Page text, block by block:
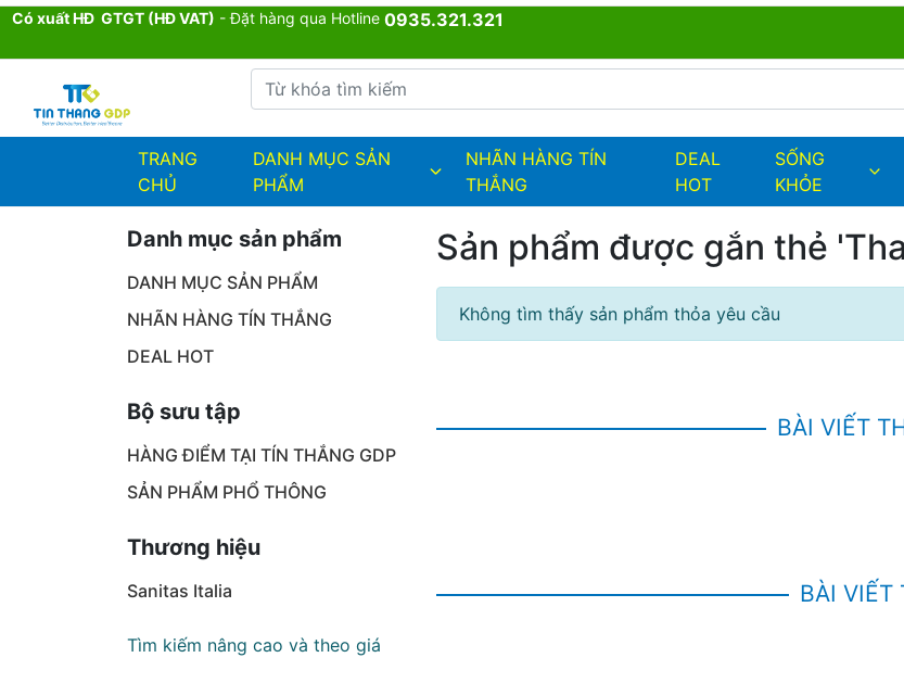
Có xuất HĐ GTGT (HĐ VAT) - Đặt hàng qua Hotline 0935.321.321
admin.configuration.shipping.providers.fields.logo
Từ khóa tìm kiếm
TRANG
CHỦ
DANH MỤC SẢN
PHẨM
NHÃN HÀNG TÍN
THẮNG
DEAL
HOT
SỐNG
KHỎE
Sản phẩm được gắn thẻ
Không tìm thấy sản phẩm thỏa yêu cầu
BÀI VIẾT
BÀI VIẾT
Danh mục sản phẩm
DANH MỤC SẢN PHẨM
NHÃN HÀNG TÍN THẮNG
DEAL HOT
Bộ sưu tập
HÀNG ĐIỂM TẠI TÍN THẮNG GDP
SẢN PHẨM PHỔ THÔNG
Thương hiệu
Sanitas Italia
Tìm kiếm nâng cao và theo giá